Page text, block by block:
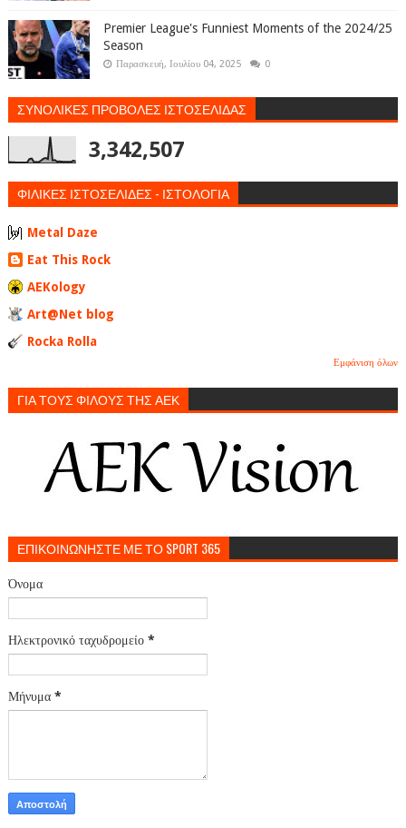
Premier League's Funniest Moments of the 2024/25
Season
Παρασκευή, Ιουλίου 04, 2025 0
ΣΥΝΟΛΙΚΕΣ ΠΡΟΒΟΛΕΣ ΙΣΤΟΣΕΛΙΔΑΣ
3,342,507
ΦΙΛΙΚΕΣ ΙΣΤΟΣΕΛΙΔΕΣ - ΙΣΤΟΛΟΓΙΑ
Metal Daze
Eat This Rock
AEKology
Art@Net blog
Rocka Rolla
Εμφάνιση όλων
ΓΙΑ ΤΟΥΣ ΦΙΛΟΥΣ ΤΗΣ ΑΕΚ
ΕΠΙΚΟΙΝΩΝΗΣΤΕ ΜΕ ΤΟ SPORT 365
Όνομα
Ηλεκτρονικό ταχυδρομείο *
Μήνυμα *